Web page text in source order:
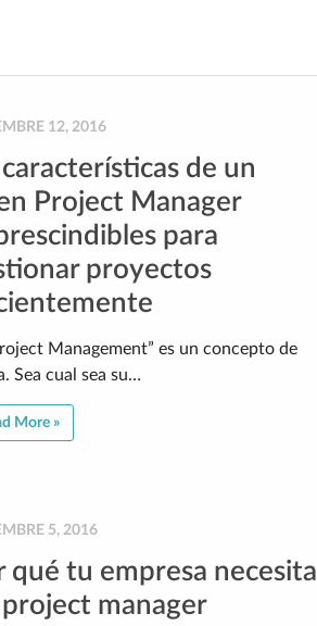
12, 2016
de un
Project Manager
para
proyectos
Management” es un concepto de
Sea cual sea su…
More »
5, 2016
qué tu empresa necesita
manager